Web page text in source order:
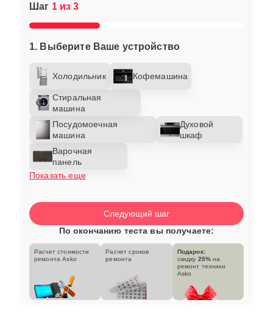
Шаг 1 из 3
1. Выберите Ваше устройство
Холодильник Кофемашина
Стиральная
машина
Посудомоечная
машина
Духовой
шкаф
Варочная
панель
Показать еще
Следующий шаг
По окончанию теста вы получаете:
Расчет стоимости
ремонта Asko
Расчет сроков
ремонта
Подарок:
скидку 25% на
ремонт техники
Asko